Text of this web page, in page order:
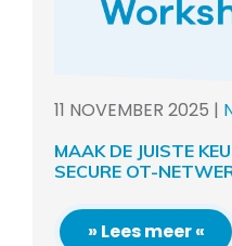
11 NOVEMBER 2025 |
MAAK DE JUISTE
SECURE OT-
» Lees meer «